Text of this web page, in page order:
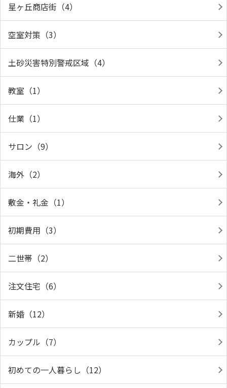
星ヶ丘商店街（4）
空室対策（3）
土砂災害特別警戒区域（4）
教室（1）
仕業（1）
サロン（9）
海外（2）
敷金・礼金（1）
初期費用（3）
二世帯（2）
注文住宅（6）
新婚（12）
カップル（7）
初めての一人暮らし（12）